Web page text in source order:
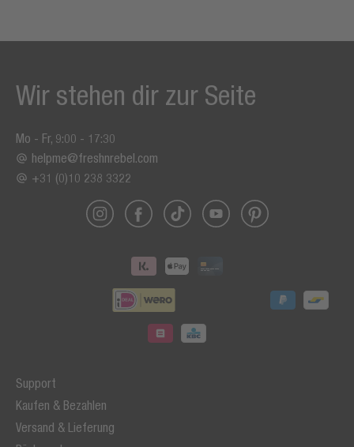
Support
Kaufen & Bezahlen
Versand & Lieferung
Wir stehen dir zur Seite
Mo - Fr, 9:00 - 17:30
helpme@freshnrebel.com
+31 (0)10 238 3322